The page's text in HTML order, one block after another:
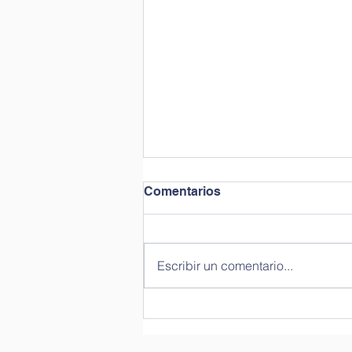
Bicheando
Comentarios
Escribir un comentario...